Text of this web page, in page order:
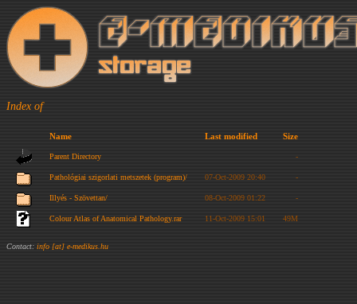
Index of
Name Last modified Size
Parent Directory -
Pathológiai szigorlati metszetek (program)/ 07-Oct-2009 20:40 -
Illyés - Szövettan/ 08-Oct-2009 01:22 -
Colour Atlas of Anatomical Pathology.rar 11-Oct-2009 15:01 49M
Contact: info [at] e-medikus.hu